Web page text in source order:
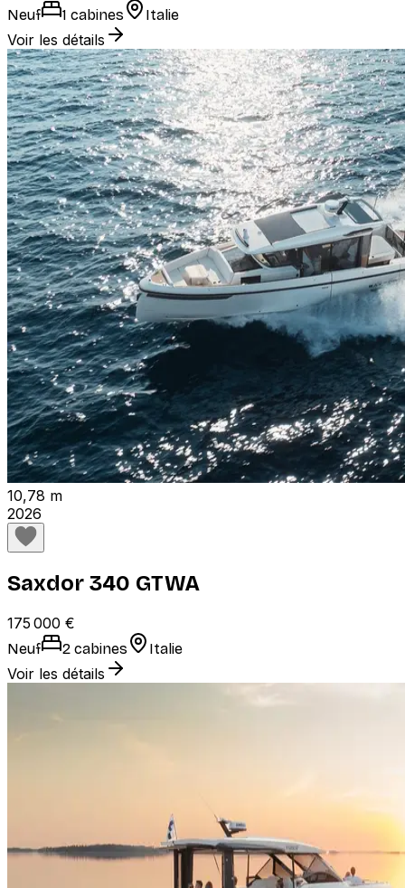
Neuf 1 cabines Italie
Voir les détails
10,78 m
2026
Saxdor 340 GTWA
175 000 €
Neuf 2 cabines Italie
Voir les détails